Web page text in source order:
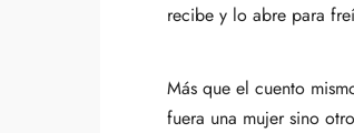
recibe y lo abre para
Más que el cuento
fuera una mujer sino